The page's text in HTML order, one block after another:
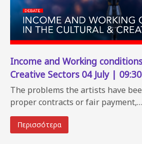
Income and Working
Creative Sectors 04 July |
The problems the artists have
proper contracts or fair payment,…
Περισσότερα